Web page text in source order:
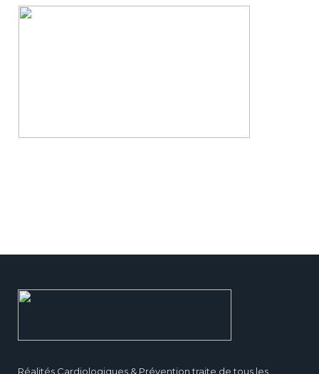
Réalités Cardiologiques & Prévention traite de tous les